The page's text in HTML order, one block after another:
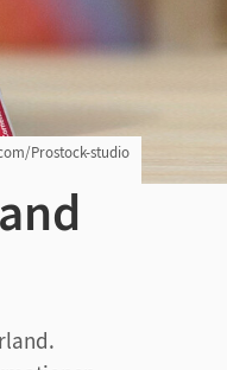
Prostock-studio